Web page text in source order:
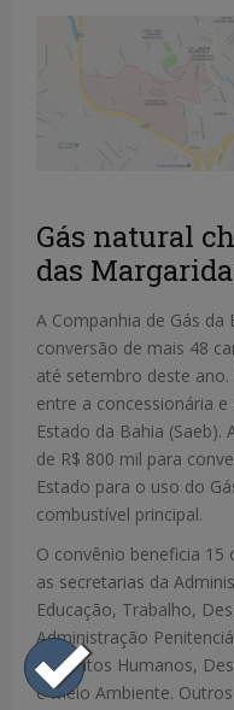
Gás natural
das
A Companhia de Gás da
conversão de mais 48
até setembro deste
entre a concessionária
Estado da Bahia
de R$ 800 mil para
Estado para o uso do
combustível principal.
O convênio beneficia 15
as secretarias da
Educação, Trabalho,
Administração
e Direitos Humanos,
e Meio Ambiente.